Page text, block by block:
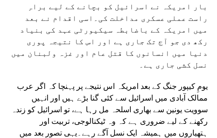
بار امریکہ نے اسرائیل کو بچانے کے لیے براہِ
راست عملی عسکری مداخلت کی۔اسی اقدام نے بعد
میں امریکہ کے باضابطہ سیکیورٹی عہد کی بنیاد
رکھ دی جو آج تک جاری ہے اور اس کا نتیجہ پوری
دنیا میں انسانوں کا قتل عام اور غزہ ولبنان میں
نسل کشی جاری ہے۔
یومِ کیپور جنگ کے بعد امریکہ اس نتیجے پر پہنچا کہ اگر عرب
ممالک آبادی میں اسرائیل سے کئی گنا بڑے ہیں اور انہیں
سوویت یونین سے بھاری اسلحہ مل رہا ہے، تو اسرائیل کو زندہ
رکھنے کے لیے ضروری ہے کہ وہ ٹیکنالوجی، تربیت اور
ہتھیاروں میں ہمیشہ ایک نسل آگے رہے۔یہی تصور بعد میں